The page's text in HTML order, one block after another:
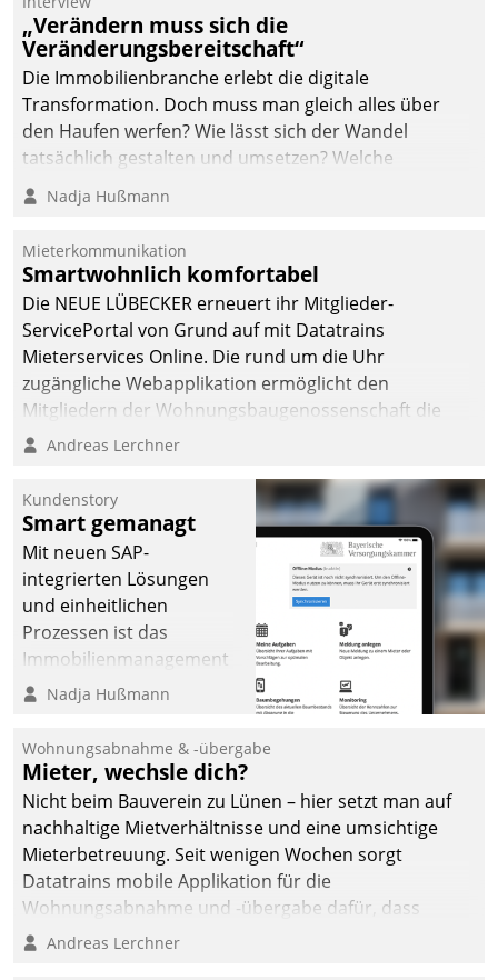
Mitteilungen zum
Heizungs- und
Wasserverbrauch gehen
automatisiert, vollständig
und auf Wunsch über
mehrere zuvor
Kommunikationswege bei
„Verändern muss sich die
Veränderungsbereitschaft“
Die Immobilienbranche erlebt die digitale
Transformation. Doch muss man gleich alles über
den Haufen werfen? Wie lässt sich der Wandel
tatsächlich gestalten und umsetzen? Welche
Argumente zählen wirklich?
Nadja Hußmann
Mieterkommunikation
Smartwohnlich komfortabel
Die NEUE LÜBECKER erneuert ihr Mitglieder-
ServicePortal von Grund auf mit Datatrains
Mieterservices Online. Die rund um die Uhr
zugängliche Webapplikation ermöglicht den
Mitgliedern der Wohnungs­bau­genossenschaft die
Kontaktaufnahme per Smartphone, Tablet oder PC.
Andreas Lerchner
Kundenstory
Smart gemanagt
Mit neuen SAP-
integrierten Lösungen
und einheitlichen
Prozessen ist das
Immobilienmanagement
der Bayerischen
Ressort Kapitalanlage für
künftige Aufgaben und
Herausforderungen
gerüstet.
Nadja Hußmann
Wohnungsabnahme & -übergabe
Mieter, wechsle dich?
Nicht beim Bauverein zu Lünen – hier setzt man auf
nachhaltige Mietverhältnisse und eine umsichtige
Mieterbetreuung. Seit wenigen Wochen sorgt
Datatrains mobile Applikation für die
Wohnungsabnahme und -übergabe dafür, dass
Mieter wohlgeordnet kommen und, so es sein muss,
Andreas Lerchner